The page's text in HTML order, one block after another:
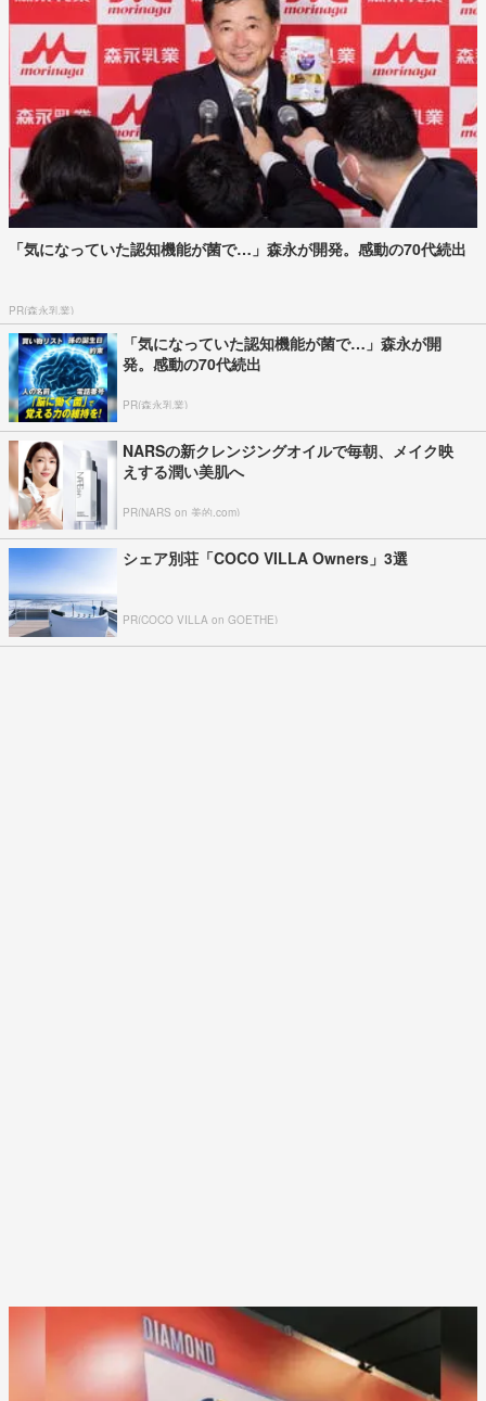
「気になっていた認知機能が菌で…」森永が開発。感動の70代続出
PR(森永乳業)
「気になっていた認知機能が菌で…」森永が開
発。感動の70代続出
PR(森永乳業)
NARSの新クレンジングオイルで毎朝、メイク映
えする潤い美肌へ
PR(NARS on 美的.com)
シェア別荘「COCO VILLA Owners」3選
PR(COCO VILLA on GOETHE)